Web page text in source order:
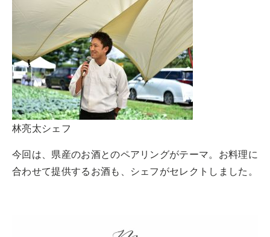
林亮太シェフ
今回は、県産のお酒とのペアリングがテーマ。お料理に
合わせて提供するお酒も、シェフがセレクトしました。